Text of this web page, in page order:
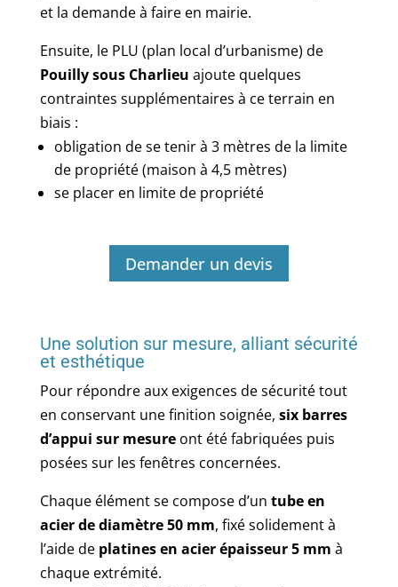
et la demande à faire en mairie.
Ensuite, le PLU (plan local d’urbanisme) de
Pouilly sous Charlieu ajoute quelques
contraintes supplémentaires à ce terrain en
biais :
obligation de se tenir à 3 mètres de la limite
de propriété (maison à 4,5 mètres)
se placer en limite de propriété
Demander un devis
Une solution sur mesure, alliant sécurité
et esthétique
Pour répondre aux exigences de sécurité tout
en conservant une finition soignée, six barres
d’appui sur mesureont été fabriquées puis
posées sur les fenêtres concernées.
Chaque élément se compose d’un tube en
acier de diamètre 50 mm, fixé solidement à
l’aide de platines en acier épaisseur 5 mm à
chaque extrémité.